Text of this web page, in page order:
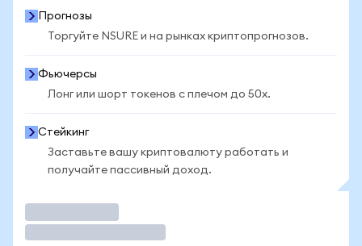
Прогнозы
Торгуйте NSURE и на рынках криптопрогнозов.
Фьючерсы
Лонг или шорт токенов с плечом до 50x.
Стейкинг
Заставьте вашу криптовалюту работать и
получайте пассивный доход.